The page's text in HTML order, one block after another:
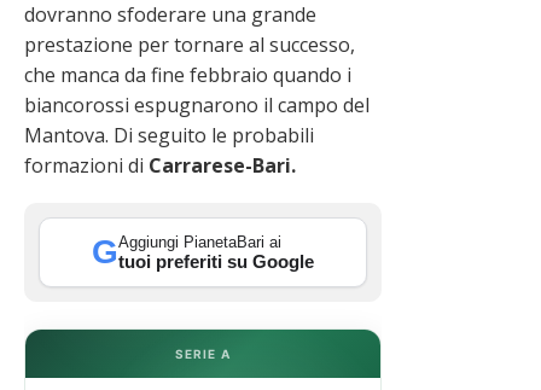
dovranno sfoderare una grande
prestazione per tornare al successo,
che manca da fine febbraio quando i
biancorossi espugnarono il campo del
Mantova. Di seguito le probabili
formazioni di Carrarese-Bari.
GAggiungi PianetaBari ai
tuoi preferiti su Google
SERIE A